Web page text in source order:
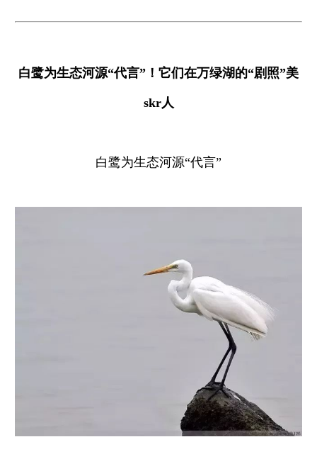
白鹭为生态河源“代言”！它们在万绿湖的“剧照”美
skr人
白鹭为生态河源“代言”